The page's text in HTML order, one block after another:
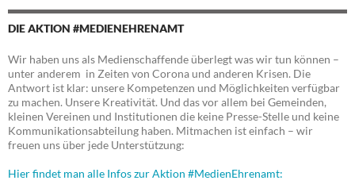
DIE AKTION #MEDIENEHRENAMT
Wir haben uns als Medienschaffende überlegt was wir tun können –
unter anderem in Zeiten von Corona und anderen Krisen. Die
Antwort ist klar: unsere Kompetenzen und Möglichkeiten verfügbar
zu machen. Unsere Kreativität. Und das vor allem bei Gemeinden,
kleinen Vereinen und Institutionen die keine Presse-Stelle und keine
Kommunikationsabteilung haben. Mitmachen ist einfach – wir
freuen uns über jede Unterstützung:
Hier findet man alle Infos zur Aktion #MedienEhrenamt: